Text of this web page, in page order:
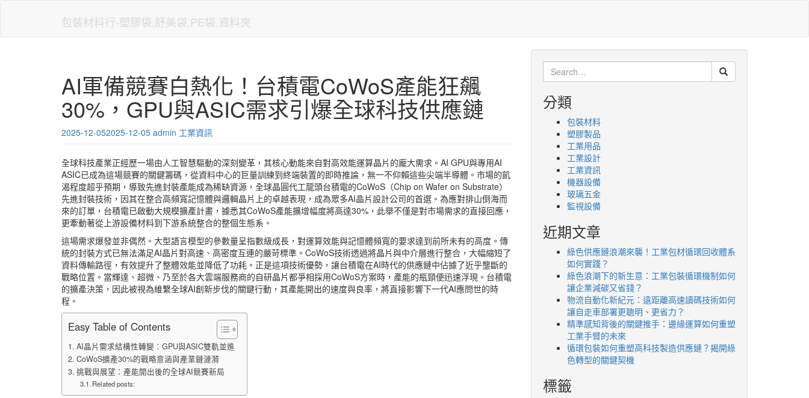
包裝材料行-塑膠袋,舒美袋,PE袋,資料夾
AI軍備競賽白熱化！台積電CoWoS產能狂飆
30%，GPU與ASIC需求引爆全球科技供應鏈
2025-12-052025-12-05 admin 工業資訊
全球科技產業正經歷一場由人工智慧驅動的深刻變革，其核心動能來自對高效能運算晶片的龐大需求。AI GPU與專用AI
ASIC已成為這場競賽的關鍵籌碼，從資料中心的巨量訓練到終端裝置的即時推論，無一不仰賴這些尖端半導體。市場的飢
渴程度超乎預期，導致先進封裝產能成為稀缺資源，全球晶圓代工龍頭台積電的CoWoS（Chip on Wafer on Substrate）
先進封裝技術，因其在整合高頻寬記憶體與邏輯晶片上的卓越表現，成為眾多AI晶片設計公司的首選。為應對排山倒海而
來的訂單，台積電已啟動大規模擴產計畫，據悉其CoWoS產能擴增幅度將高達30%，此舉不僅是對市場需求的直接回應，
更牽動著從上游設備材料到下游系統整合的整個生態系。
這場需求爆發並非偶然。大型語言模型的參數量呈指數級成長，對運算效能與記憶體頻寬的要求達到前所未有的高度。傳
統的封裝方式已無法滿足AI晶片對高速、高密度互連的嚴苛標準。CoWoS技術透過將晶片與中介層進行整合，大幅縮短了
資料傳輸路徑，有效提升了整體效能並降低了功耗。正是這項技術優勢，讓台積電在AI時代的供應鏈中佔據了近乎壟斷的
戰略位置。當輝達、超微、乃至於各大雲端服務商的自研晶片都爭相採用CoWoS方案時，產能的瓶頸便迅速浮現。台積電
的擴產決策，因此被視為維繫全球AI創新步伐的關鍵行動，其產能開出的速度與良率，將直接影響下一代AI應問世的時
程。
Easy Table of Contents
AI晶片需求結構性轉變：GPU與ASIC雙軌並進
CoWoS擴產30%的戰略意涵與產業鏈漣漪
挑戰與展望：產能開出後的全球AI競賽新局
Related posts:
Search
for:
分類
包裝材料
塑膠製品
工業用品
工業設計
工業資訊
機器設備
玻璃五金
監視設備
近期文章
綠色供應鏈浪潮來襲！工業包材循環回收體系
如何實踐？
綠色浪潮下的新生意：工業包裝循環機制如何
讓企業減碳又省錢？
物流自動化新紀元：遠距離高速讀碼技術如何
讓自走車部署更聰明、更省力？
精準感知背後的關鍵推手：邊緣運算如何重塑
工業手臂的未來
循環包裝如何重塑高科技製造供應鏈？揭開綠
色轉型的關鍵契機
標籤